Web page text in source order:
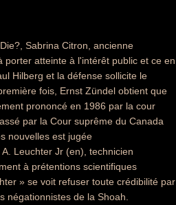
Sabrina Citron, ancienne
atteinte à l'intérêt public et ce en
Hilberg et la défense sollicite le
fois, Ernst Zündel obtient que
prononcé en 1986 par la cour
par la Cour suprême du Canada
nouvelles est jugée
Leuchter Jr (en), technicien
à prétentions scientifiques
» se voit refuser toute crédibilité par
négationnistes de la Shoah.